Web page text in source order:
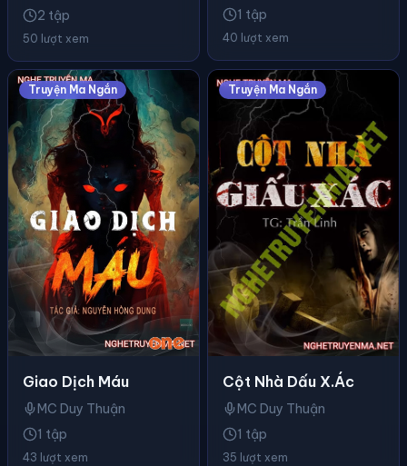
2 tập
50 lượt xem
1 tập
40 lượt xem
Truyện Ma Ngắn
Giao Dịch Máu
MC Duy Thuận
1 tập
43 lượt xem
Truyện Ma Ngắn
Cột Nhà Dấu X.ác
MC Duy Thuận
1 tập
35 lượt xem